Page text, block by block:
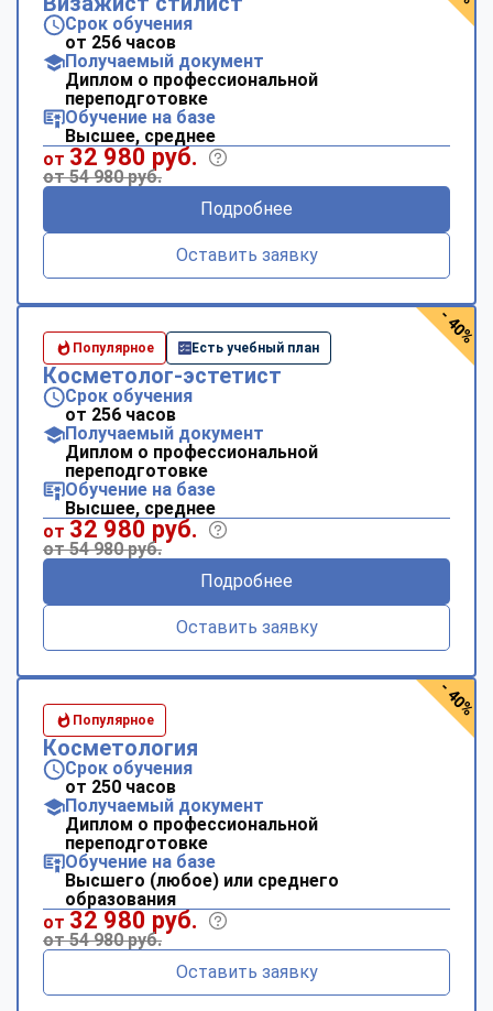
Срок обучения
от 256 часов
Получаемый документ
Диплом о профессиональной
переподготовке
Обучение на базе
Высшее, среднее
от 32 980 руб.
от 54 980 руб.
Подробнее
Оставить заявку
Популярное Есть учебный план
Косметолог-эстетист
Срок обучения
от 256 часов
Получаемый документ
Диплом о профессиональной
переподготовке
Обучение на базе
Высшее, среднее
от 32 980 руб.
от 54 980 руб.
Подробнее
Оставить заявку
- 40%
Популярное
Косметология
Срок обучения
от 250 часов
Получаемый документ
Диплом о профессиональной
переподготовке
Обучение на базе
Высшего (любое) или среднего
образования
от 32 980 руб.
от 54 980 руб.
Оставить заявку
- 40%